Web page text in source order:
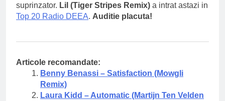
suprinzator. Lil (Tiger Stripes Remix) a intrat astazi in
Top 20 Radio DEEA. Auditie placuta!
Articole recomandate:
Benny Benassi – Satisfaction (Mowgli
Remix)
Laura Kidd – Automatic (Martijn Ten Velden